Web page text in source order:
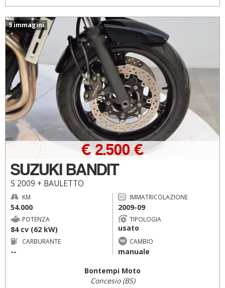
5 immagini
SUZUKI BANDIT
S 2009 + BAULETTO
€ 2.500 €
KM
54.000
IMMATRICOLAZIONE
2009-09
POTENZA
84 cv (62 kW)
TIPOLOGIA
usato
CARBURANTE
--
CAMBIO
manuale
Bontempi Moto
Concesio (BS)